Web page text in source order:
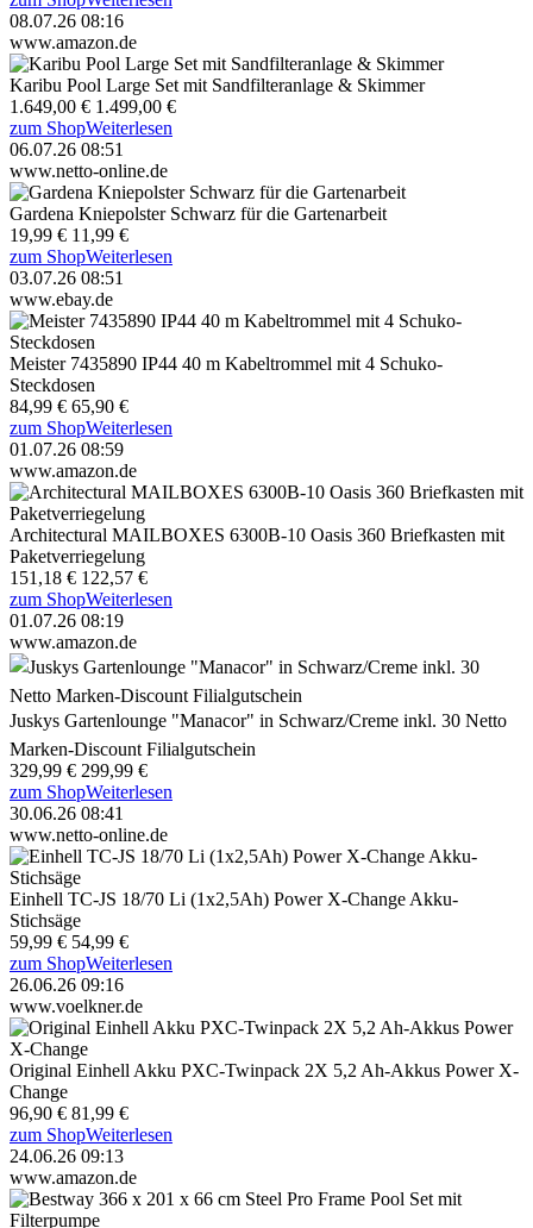
08.07.26 08:16
www.amazon.de
Karibu Pool Large Set mit Sandfilteranlage & Skimmer
1.649,00 € 1.499,00 €
zum ShopWeiterlesen
06.07.26 08:51
www.netto-online.de
Gardena Kniepolster Schwarz für die Gartenarbeit
19,99 € 11,99 €
zum ShopWeiterlesen
03.07.26 08:51
www.ebay.de
Meister 7435890 IP44 40 m Kabeltrommel mit 4 Schuko-
Steckdosen
84,99 € 65,90 €
zum ShopWeiterlesen
01.07.26 08:59
www.amazon.de
Architectural MAILBOXES 6300B-10 Oasis 360 Briefkasten mit
Paketverriegelung
151,18 € 122,57 €
zum ShopWeiterlesen
01.07.26 08:19
www.amazon.de
Juskys Gartenlounge "Manacor" in Schwarz/Creme inkl. 30 Netto
Marken-Discount Filialgutschein
329,99 € 299,99 €
zum ShopWeiterlesen
30.06.26 08:41
www.netto-online.de
Einhell TC-JS 18/70 Li (1x2,5Ah) Power X-Change Akku-
Stichsäge
59,99 € 54,99 €
zum ShopWeiterlesen
26.06.26 09:16
www.voelkner.de
Original Einhell Akku PXC-Twinpack 2X 5,2 Ah-Akkus Power X-
Change
96,90 € 81,99 €
zum ShopWeiterlesen
24.06.26 09:13
www.amazon.de